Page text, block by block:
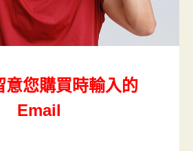
意您購買時輸入的
Email